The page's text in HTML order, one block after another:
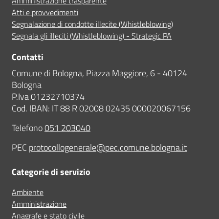
Atti e provvedimenti
Segnalazione di condotte illecite (Whistleblowing)
Segnala gli illeciti (Whistleblowing) - Strategic PA
Contatti
Comune di Bologna, Piazza Maggiore, 6 - 40124
Bologna
P.Iva 01232710374
Cod. IBAN: IT 88 R 02008 02435 000020067156
Telefono051 203040
PEC protocollogenerale@pec.comune.bologna.it
Categorie di servizio
Ambiente
Amministrazione
Anagrafe e stato civile